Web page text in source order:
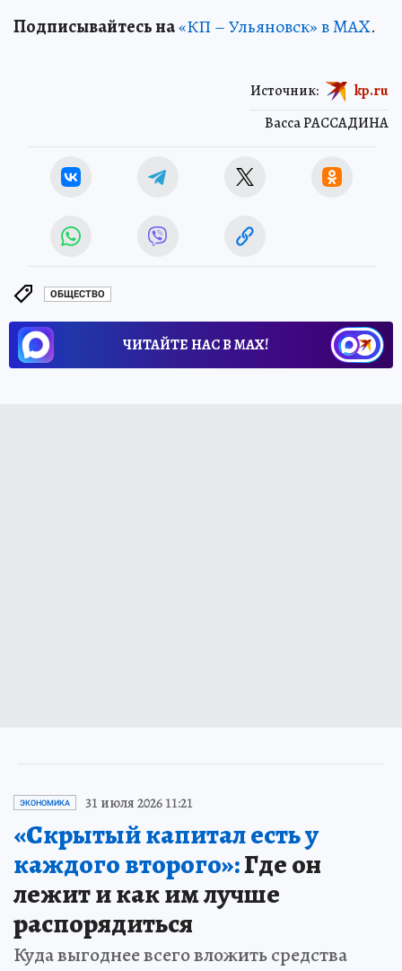
Подписывайтесь на«КП – Ульяновск» в MAX.
Васса РАССАДИНА
Источник: kp.ru
ОБЩЕСТВО
ЧИТАЙТЕ НАС В МАХ!
ЭКОНОМИКА 31 июля 2026 11:21
«Скрытый капитал есть у
каждого второго»:Где он
лежит и как им лучше
распорядиться
Куда выгоднее всего вложить средства